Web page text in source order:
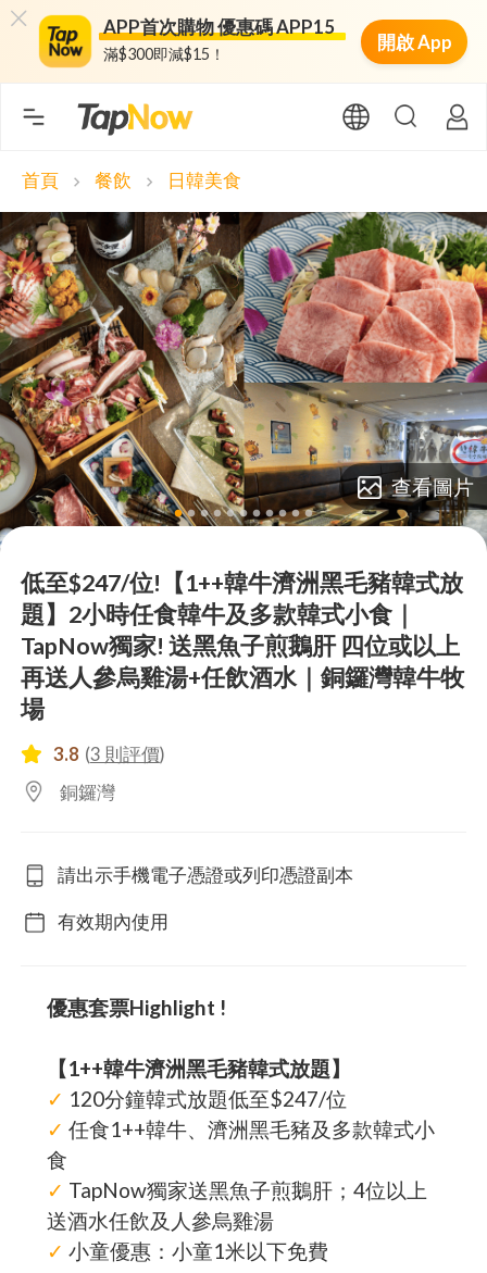
APP首次購物 優惠碼 APP15
滿$300即減$15！
開啟 App
首頁 chevron_right 餐飲 chevron_right 日韓美食
lens lens lens lens lens lens lens lens lens lens lens
查看圖片
低至$247/位!【1++韓牛濟洲黑毛豬韓式放
題】2小時任食韓牛及多款韓式小食｜
TapNow獨家! 送黑魚子煎鵝肝 四位或以上
再送人參烏雞湯+任飲酒水｜銅鑼灣韓牛牧
場
3.8 (3 則評價)
銅鑼灣
請出示手機電子憑證或列印憑證副本
有效期內使用
優惠套票Highlight !
【1++韓牛濟洲黑毛豬韓式放題】
✓ 120分鐘韓式放題低至$247/位
✓ 任食1++韓牛、濟洲黑毛豬及多款韓式小
食
✓ TapNow獨家送黑魚子煎鵝肝；4位以上
送酒水任飲及人參烏雞湯
✓ 小童優惠：小童1米以下免費